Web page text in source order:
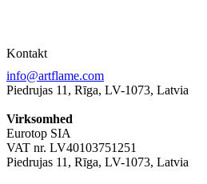
Kontakt
info@artflame.com
Piedrujas 11, Rīga, LV-1073, Latvia
Virksomhed
Eurotop SIA
VAT nr. LV40103751251
Piedrujas 11, Rīga, LV-1073, Latvia